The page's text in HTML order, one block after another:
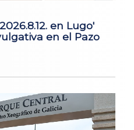
en Lugo'
en el Pazo